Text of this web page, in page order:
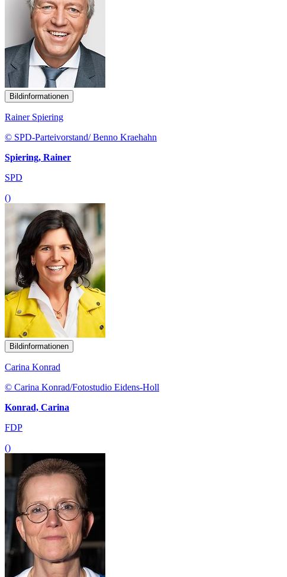
Bildinformationen
Rainer Spiering
© SPD-Parteivorstand/ Benno Kraehahn
Spiering, Rainer
SPD
()
Bildinformationen
Carina Konrad
© Carina Konrad/Fotostudio Eidens-Holl
Konrad, Carina
FDP
()